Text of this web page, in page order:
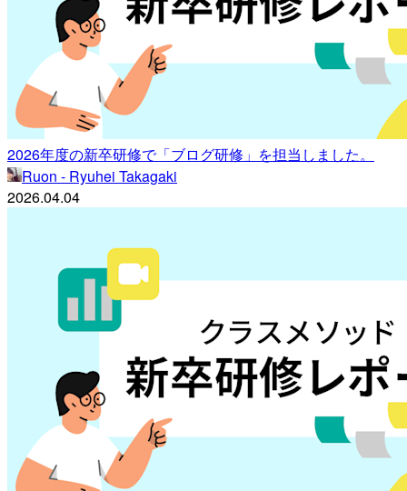
2026年度の新卒研修で「ブログ研修」を担当しました。
Ruon - Ryuhei Takagaki
2026.04.04